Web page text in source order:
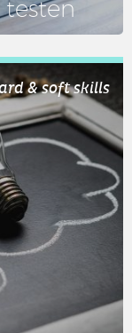
testen
& soft skills